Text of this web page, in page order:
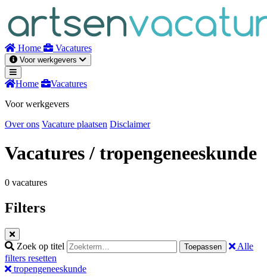
inhoud
Home Vacatures
Voor werkgevers
Home
Vacatures
Voor werkgevers
Over ons Vacature plaatsen Disclaimer
Vacatures/ tropengeneeskunde
0 vacatures
Filters
Zoek op titel Toepassen
Alle
filters resetten
tropengeneeskunde